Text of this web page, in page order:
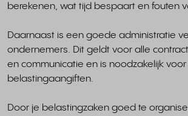
berekenen, wat tijd bespaart en fouten
Daarnaast is een goede administratie
ondernemers. Dit geldt voor alle
en communicatie en is noodzakelijk voor
belastingaangiften.
Door je belastingzaken goed te